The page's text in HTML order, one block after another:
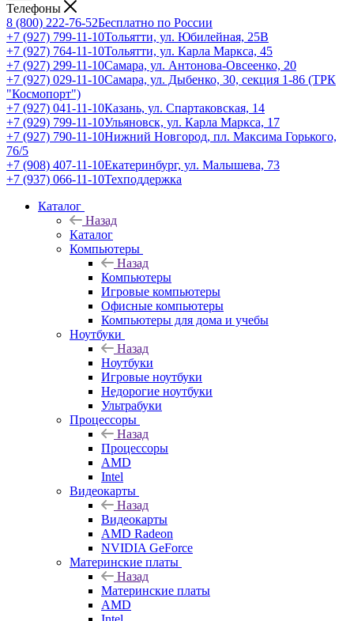
Телефоны
8 (800) 222-76-52Бесплатно по России
+7 (927) 799-11-10Тольятти, ул. Юбилейная, 25В
+7 (927) 764-11-10Тольятти, ул. Карла Маркса, 45
+7 (927) 299-11-10Самара, ул. Антонова-Овсеенко, 20
+7 (927) 029-11-10Самара, ул. Дыбенко, 30, секция 1-86 (ТРК
"Космопорт")
+7 (927) 041-11-10Казань, ул. Спартаковская, 14
+7 (929) 799-11-10Ульяновск, ул. Карла Маркса, 17
+7 (927) 790-11-10Нижний Новгород, пл. Максима Горького,
76/5
+7 (908) 407-11-10Екатеринбург, ул. Малышева, 73
+7 (937) 066-11-10Техподдержка
Каталог
Назад
Каталог
Компьютеры
Назад
Компьютеры
Игровые компьютеры
Офисные компьютеры
Компьютеры для дома и учебы
Ноутбуки
Назад
Ноутбуки
Игровые ноутбуки
Недорогие ноутбуки
Ультрабуки
Процессоры
Назад
Процессоры
AMD
Intel
Видеокарты
Назад
Видеокарты
AMD Radeon
NVIDIA GeForce
Материнские платы
Назад
Материнские платы
AMD